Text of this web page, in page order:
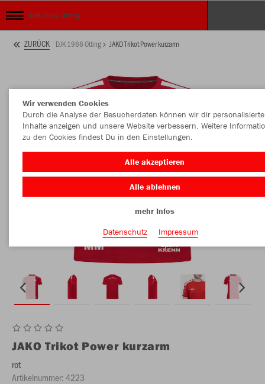
DJK 1966 Otting
ZURÜCK DJK 1966 Otting JAKO Trikot Power kurzarm
JAKO Trikot Power kurzarm
rot
Artikelnummer:4223
Wir verwenden Cookies
Durch die Analyse der Besucherdaten können wir dir personalisierte
Inhalte anzeigen und unsere Website verbessern. Weitere
zu den Cookies findest Du in den Einstellungen.
Alle akzeptieren
Alle ablehnen
mehr Infos
Datenschutz
Impressum